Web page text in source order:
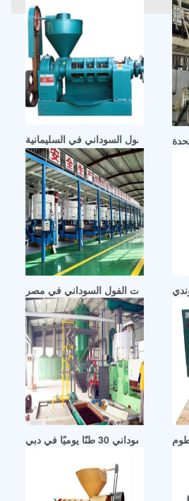
إنتاج زيت الفول السوداني في مصر
30 طنًا يوميًا في دبي